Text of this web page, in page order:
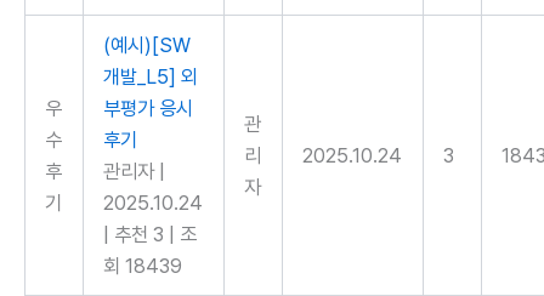
우
수
후
기
(예시)[SW
개발_L5] 외
부평가 응시
후기
관리자
2025.10.24
추천 3
조
회 18439
관
리
자
2025.10.24 3